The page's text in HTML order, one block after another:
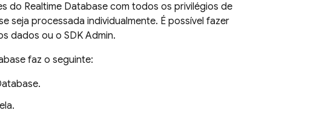
do Realtime Database com todos os privilégios de
seja processada individualmente. É possível fazer
dados ou o SDK Admin.
faz o seguinte:
.